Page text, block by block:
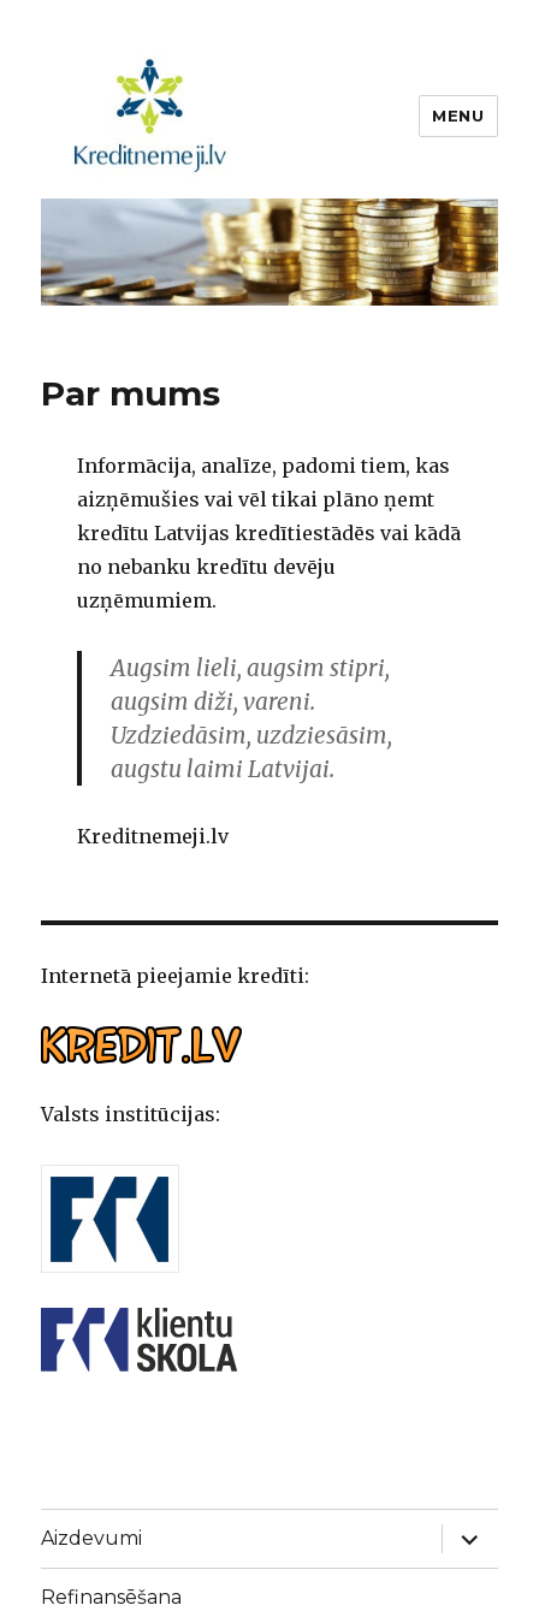
Kreditnemeji.lv
MENU
Par mums
Informācija, analīze, padomi tiem, kas
aizņēmušies vai vēl tikai plāno ņemt
kredītu Latvijas kredītiestādēs vai kādā
no nebanku kredītu devēju
uzņēmumiem.
Augsim lieli, augsim stipri,
augsim diži, vareni.
Uzdziedāsim, uzdziesāsim,
augstu laimi Latvijai.
Kreditnemeji.lv
Internetā pieejamie kredīti:
Valsts institūcijas:
Aizdevumi
expand
child
menu
Refinansēšana